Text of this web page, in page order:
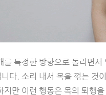
특정한 방향으로 돌리면
다. 소리 내서 목을 꺾는 것
지만 이런 행동은 목의 퇴행